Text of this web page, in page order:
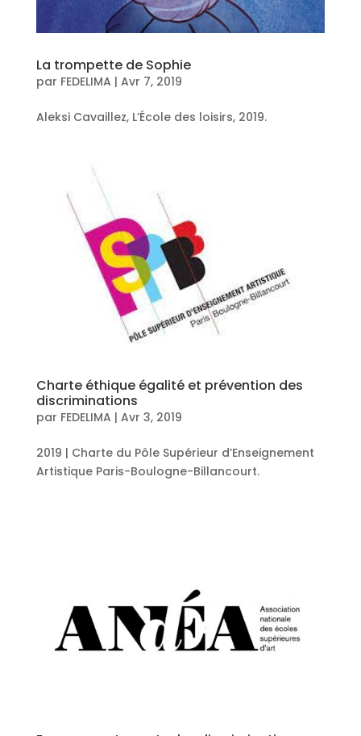
La trompette de Sophie
par FEDELIMA | Avr 7, 2019
Aleksi Cavaillez, L’École des loisirs, 2019.
Charte éthique égalité et prévention des
discriminations
par FEDELIMA | Avr 3, 2019
2019 | Charte du Pôle Supérieur d’Enseignement
Artistique Paris-Boulogne-Billancourt.